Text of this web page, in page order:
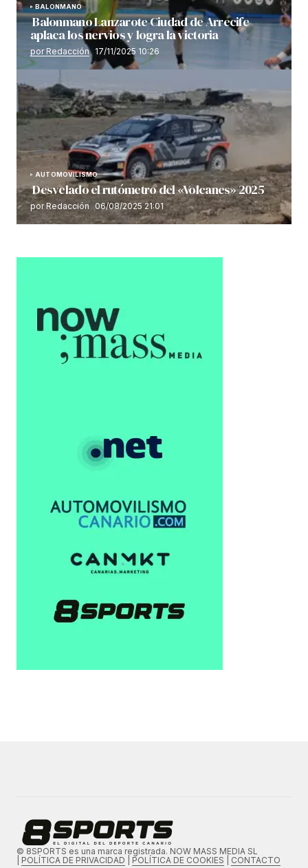
BALONMANO
Balonmano Lanzarote Ciudad de Arrecife
aplaca los nervios y logra la victoria
por Redacción 17/11/2025 10:26
AUTOMOVILISMO
Desvelado el rutómetro del «Volcanes» 2025
por Redacción 06/08/2025 21:01
© 8SPORTS es una marca registrada. NOW MASS MEDIA SL
POLÍTICA DE PRIVACIDAD POLÍTICA DE COOKIES CONTACTO